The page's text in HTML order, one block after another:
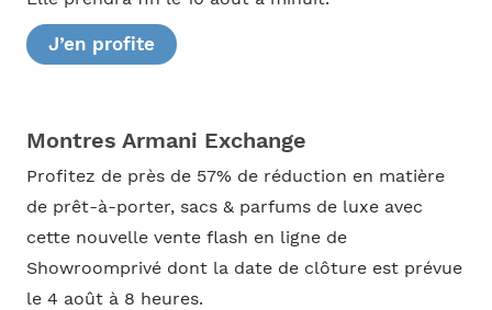
J’en profite
Montres Armani Exchange
Profitez de près de 57% de réduction en matière
de prêt-à-porter, sacs & parfums de luxe avec
cette nouvelle vente flash en ligne de
Showroomprivé dont la date de clôture est prévue
le 4 août à 8 heures.